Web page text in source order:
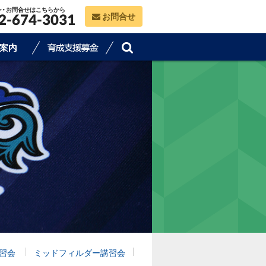
お問合せはこちらから
674-3031 お問合せ
会 ミッドフィルダー講習会